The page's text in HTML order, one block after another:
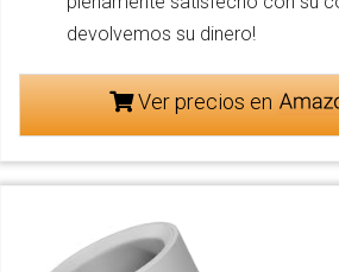
devolvemos su dinero!
Ver precios en